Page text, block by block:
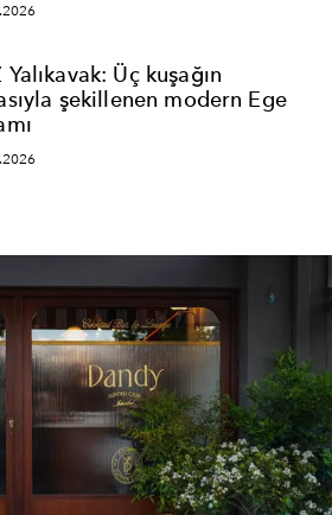
Yalıkavak: Üç kuşağın
şekillenen modern Ege